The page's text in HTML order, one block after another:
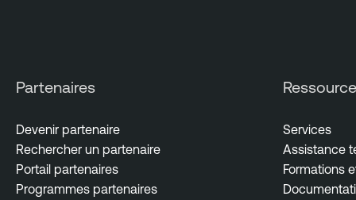
Partenaires
Devenir partenaire
Rechercher un partenaire
Portail partenaires
Programmes partenaires
Services
Assistance
Formations